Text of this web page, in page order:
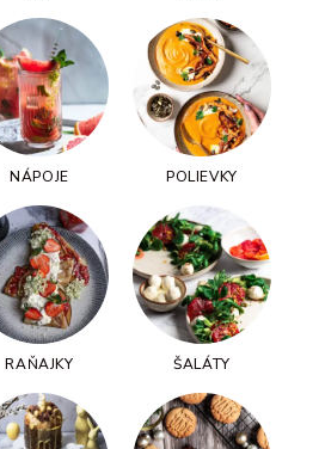
NÁPOJE POLIEVKY
RAŇAJKY ŠALÁTY